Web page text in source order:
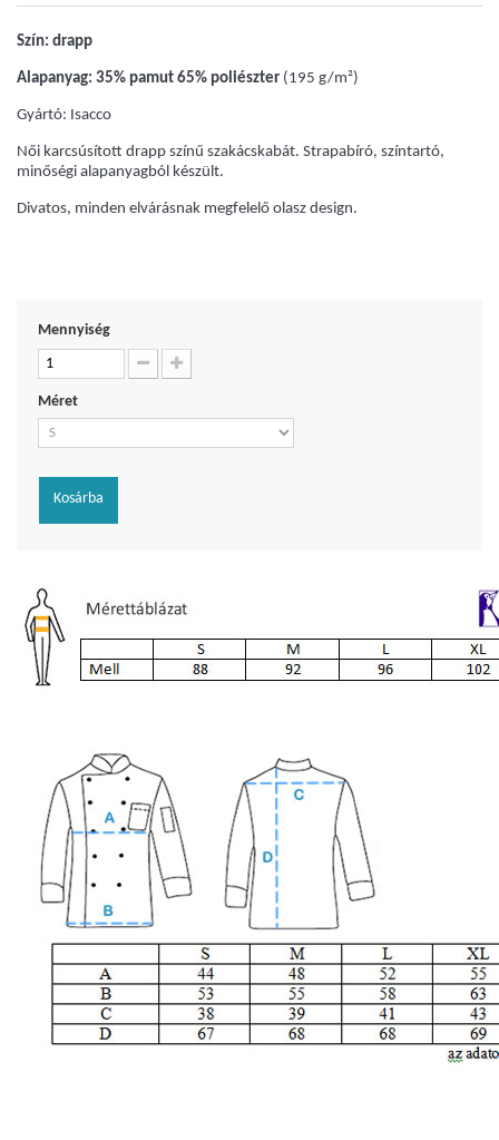
Szín: drapp
Alapanyag: 35% pamut 65% poliészter (195 g/m²)
Gyártó: Isacco
Női karcsúsított drapp színű szakácskabát. Strapabíró, színtartó,
minőségi alapanyagból készült.
Divatos, minden elvárásnak megfelelő olasz design.
Mennyiség
Méret
Kosárba